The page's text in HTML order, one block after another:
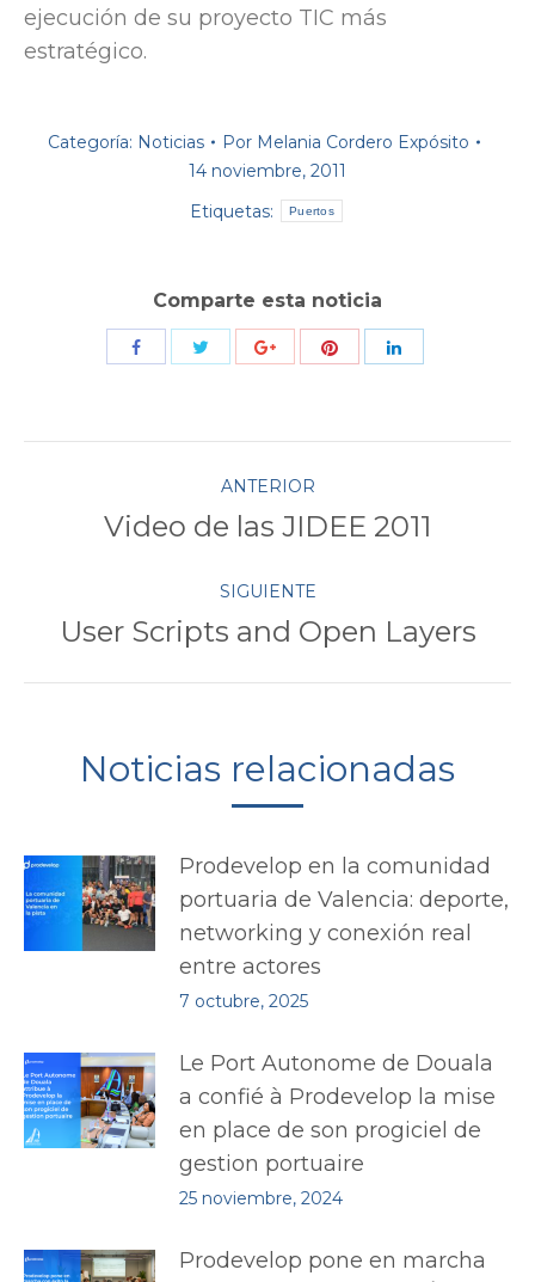
ejecución de su proyecto TIC más
estratégico.
Categoría: Noticias Por Melania Cordero Expósito
14 noviembre, 2011
Etiquetas:
Puertos
Comparte esta noticia
Compartir
Compartir Compartir Compartir
publicaciones
ANTERIOR
Publicación
Video de las JIDEE 2011
SIGUIENTE
Publicación
User Scripts and Open Layers
Noticias relacionadas
Prodevelop en la comunidad
portuaria de Valencia: deporte,
networking y conexión real
entre actores
7 octubre, 2025
Le Port Autonome de Douala
a confié à Prodevelop la mise
en place de son progiciel de
gestion portuaire
25 noviembre, 2024
Prodevelop pone en marcha